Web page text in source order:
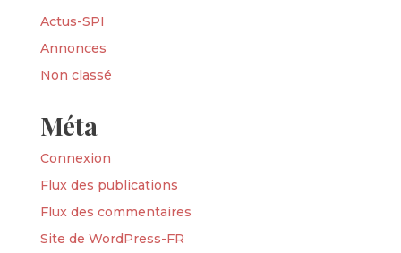
Actus-SPI
Annonces
Non classé
Méta
Connexion
Flux des publications
Flux des commentaires
Site de WordPress-FR